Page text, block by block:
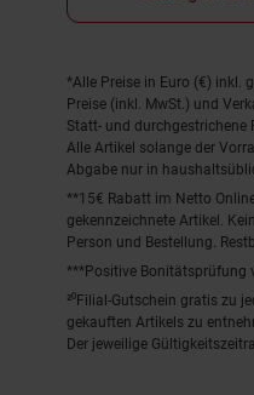
Fußnoten
*Alle Preise in Euro (€) inkl.
Preise (inkl. MwSt.) und
Statt- und durchgestrichene
Alle Artikel solange der
Abgabe nur in
**15€ Rabatt im Netto
gekennzeichnete Artikel.
Person und Bestellung.
***Positive Bonitätsprüfung
²⁰Filial-Gutschein gratis zu
gekauften Artikels zu
Der jeweilige